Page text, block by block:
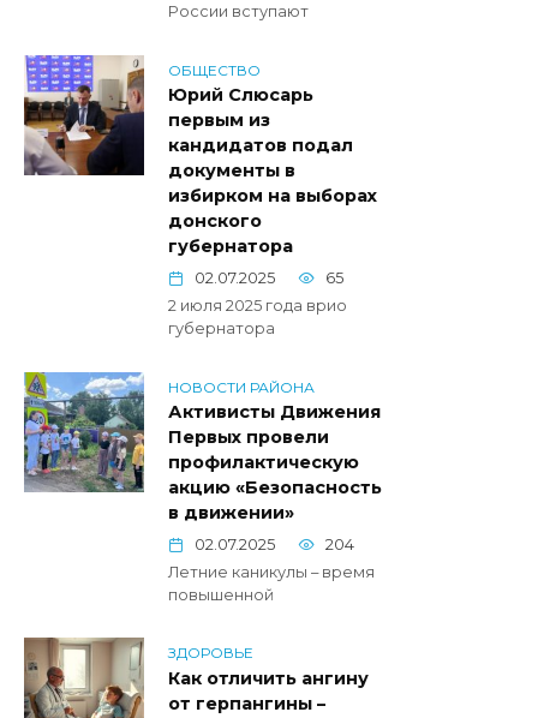
России вступают
ОБЩЕСТВО
Юрий Слюсарь
первым из
кандидатов подал
документы в
избирком на выборах
донского
губернатора
02.07.2025
65
2 июля 2025 года врио
губернатора
НОВОСТИ РАЙОНА
Активисты Движения
Первых провели
профилактическую
акцию «Безопасность
в движении»
02.07.2025
204
Летние каникулы – время
повышенной
ЗДОРОВЬЕ
Как отличить ангину
от герпангины –